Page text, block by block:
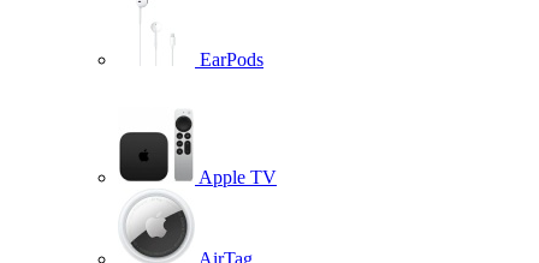
EarPods
Apple TV